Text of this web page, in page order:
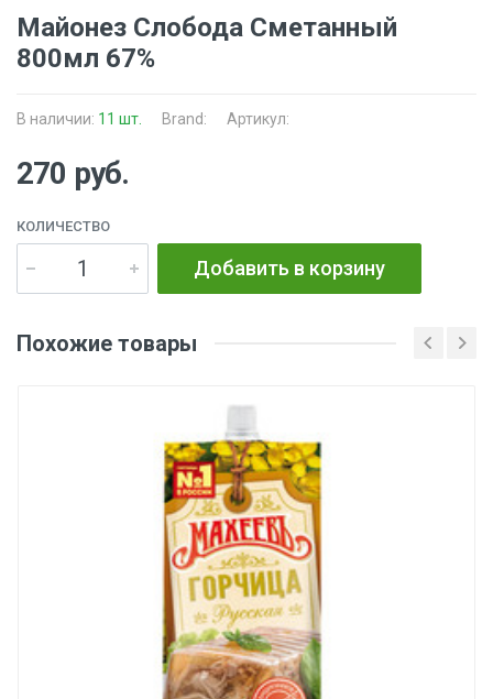
Майонез Слобода Сметанный
800мл 67%
В наличии: 11 шт. Brand: Артикул:
270 руб.
КОЛИЧЕСТВО
Добавить в корзину
Похожие товары